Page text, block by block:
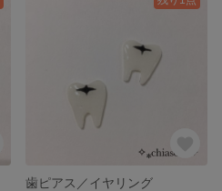
歯ピアス／イヤリング